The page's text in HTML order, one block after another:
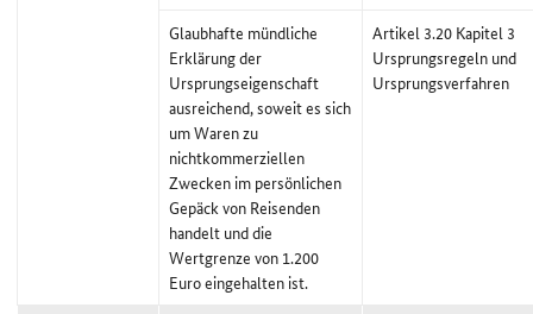
Glaubhafte mündliche
Erklärung der
Ursprungseigenschaft
ausreichend, soweit es sich
um Waren zu
nichtkommerziellen
Zwecken im persönlichen
Gepäck von Reisenden
handelt und die
Wertgrenze von 1.200
Euro eingehalten ist.
Artikel 3.20 Kapitel 3
Ursprungsregeln und
Ursprungsverfahren